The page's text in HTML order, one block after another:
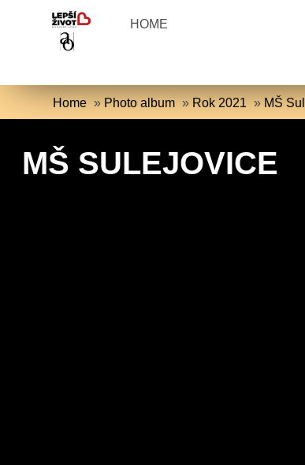
HOME
Home » Photo album » Rok 2021 » MŠ
MŠ SULEJOVICE